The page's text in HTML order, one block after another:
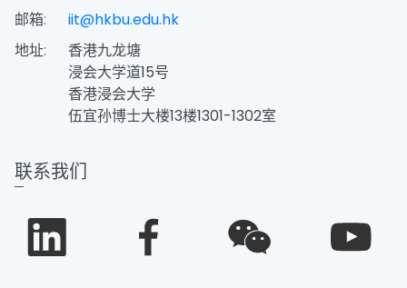
邮箱:
iit@hkbu.edu.hk
地址:
香港九龙塘
浸会大学道15号
香港浸会大学
伍宜孙博士大楼13楼1301-1302室
联系我们